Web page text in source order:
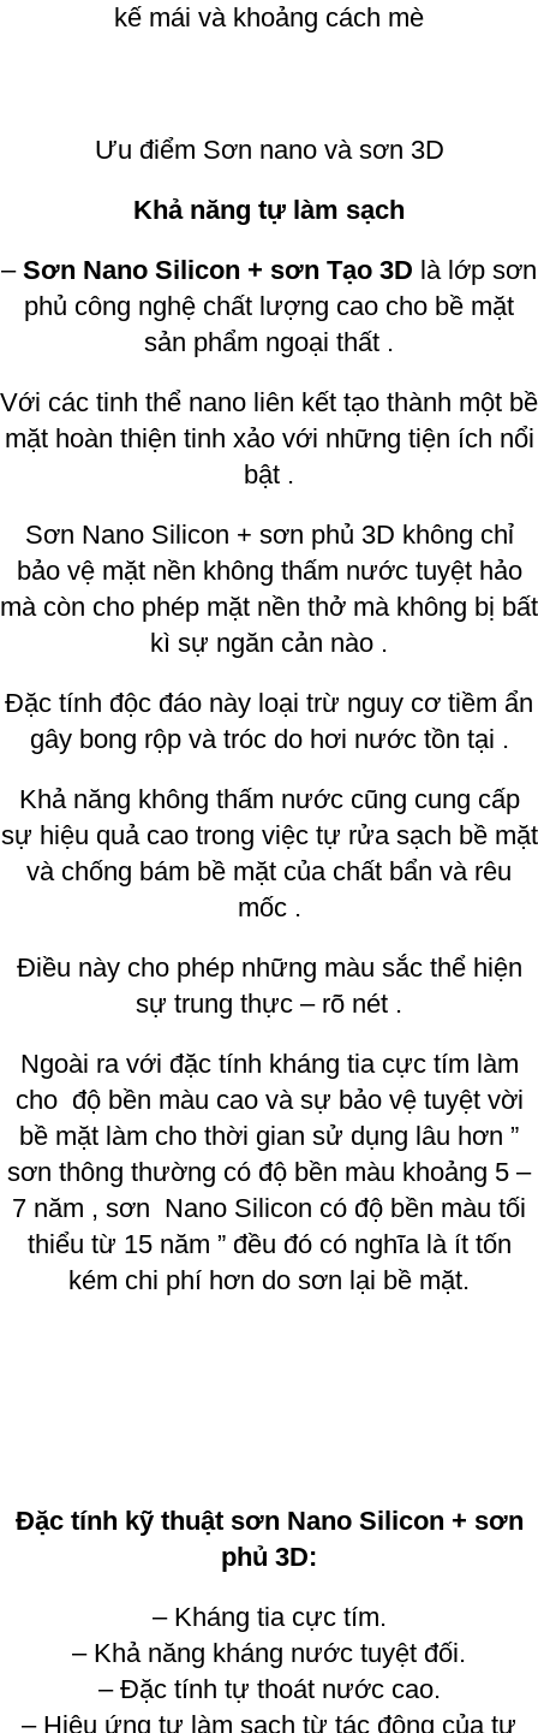
kế mái và khoảng cách mè
Ưu điểm Sơn nano và sơn 3D
Khả năng tự làm sạch
– Sơn Nano Silicon + sơn Tạo 3D là lớp sơn
phủ công nghệ chất lượng cao cho bề mặt
sản phẩm ngoại thất .
Với các tinh thể nano liên kết tạo thành một bề
mặt hoàn thiện tinh xảo với những tiện ích nổi
bật .
Sơn Nano Silicon + sơn phủ 3D không chỉ
bảo vệ mặt nền không thấm nước tuyệt hảo
mà còn cho phép mặt nền thở mà không bị bất
kì sự ngăn cản nào .
Đặc tính độc đáo này loại trừ nguy cơ tiềm ẩn
gây bong rộp và tróc do hơi nước tồn tại .
Khả năng không thấm nước cũng cung cấp
sự hiệu quả cao trong việc tự rửa sạch bề mặt
và chống bám bề mặt của chất bẩn và rêu
mốc .
Điều này cho phép những màu sắc thể hiện
sự trung thực – rõ nét .
Ngoài ra với đặc tính kháng tia cực tím làm
cho độ bền màu cao và sự bảo vệ tuyệt vời
bề mặt làm cho thời gian sử dụng lâu hơn ”
sơn thông thường có độ bền màu khoảng 5 –
7 năm , sơn Nano Silicon có độ bền màu tối
thiểu từ 15 năm ” đều đó có nghĩa là ít tốn
kém chi phí hơn do sơn lại bề mặt.
Đặc tính kỹ thuật sơn Nano Silicon + sơn
phủ 3D:
– Kháng tia cực tím.
– Khả năng kháng nước tuyệt đối.
– Đặc tính tự thoát nước cao.
– Hiệu ứng tự làm sạch từ tác động của tự